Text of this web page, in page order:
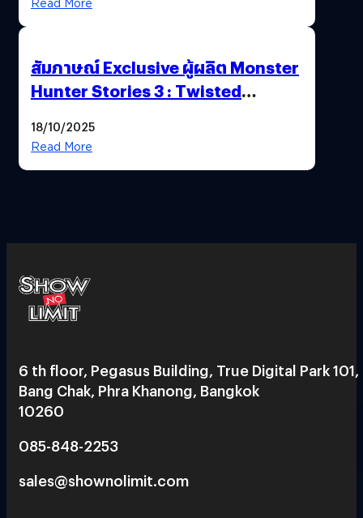
Read More
สัมภาษณ์ Exclusive ผู้ผลิต Monster
Hunter Stories 3 : Twisted
สวยฉ่ำ !
18/10/2025
Read More
6 th floor, Pegasus Building, True Digital Park 101,
Bang Chak, Phra Khanong, Bangkok
10260
085-848-2253
sales@shownolimit.com